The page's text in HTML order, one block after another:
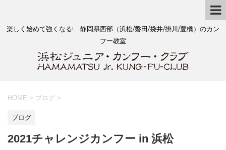
楽しく始めて強くなる! 静岡県西部（浜松/磐田/袋井/掛川/豊橋）のカン
フー教室
HOME > ブログ >
ブログ
2021チャレンジカンフー in 浜松